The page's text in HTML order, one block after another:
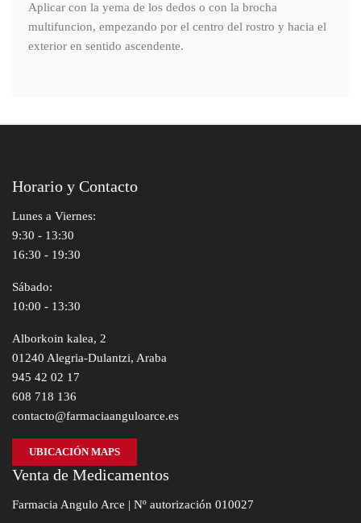
Aplicar con la yema de los dedos o con la brocha
multifuncion, empezando por el centro del rostro y hacia el
exterior en sentido ascendente.
Horario y Contacto
Lunes a Viernes:
9:30 - 13:30
16:30 - 19:30
Sábado:
10:00 - 13:30
Alborkoin kalea, 2
01240 Alegria-Dulantzi, Araba
945 42 02 17
608 718 136
contacto@farmaciaanguloarce.es
UBICACIÓN MAPS
Venta de Medicamentos
Farmacia Angulo Arce | Nº autorización 010027